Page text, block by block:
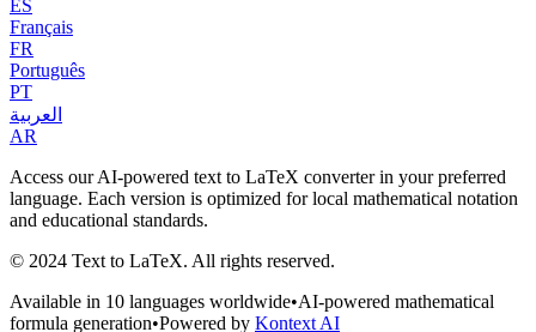
ES
Français
FR
Português
PT
العربية
AR
Access our AI-powered text to LaTeX converter in your preferred
language. Each version is optimized for local mathematical notation
and educational standards.
© 2024 Text to LaTeX. All rights reserved.
Available in 10 languages worldwide•AI-powered mathematical
formula generation•Powered by Kontext AI